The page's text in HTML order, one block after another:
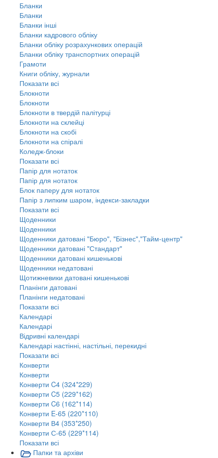
Бланки
Бланки
Бланки інші
Бланки кадрового обліку
Бланки обліку розрахункових операцій
Бланки обліку транспортних операцій
Грамоти
Книги обліку, журнали
Показати всі
Блокноти
Блокноти
Блокноти в твердій палітурці
Блокноти на склейці
Блокноти на скобі
Блокноти на спіралі
Коледж-блоки
Показати всі
Папір для нотаток
Папір для нотаток
Блок паперу для нотаток
Папір з липким шаром, індекси-закладки
Показати всі
Щоденники
Щоденники
Щоденники датовані "Бюро", "Бізнес","Тайм-центр"
Щоденники датовані "Стандарт"
Щоденники датовані кишенькові
Щоденники недатовані
Щотижневики датовані кишенькові
Планінги датовані
Планінги недатовані
Показати всі
Календарі
Календарі
Відривні календарі
Календарі настінні, настільні, перекидні
Показати всі
Конверти
Конверти
Конверти C4 (324*229)
Конверти C5 (229*162)
Конверти C6 (162*114)
Конверти E-65 (220*110)
Конверти В4 (353*250)
Конверти С-65 (229*114)
Показати всі
Папки та архіви